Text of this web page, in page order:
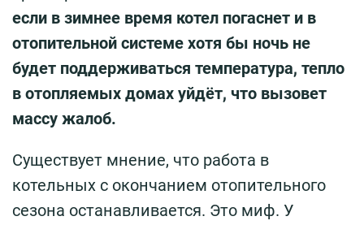
если в зимнее время котел погаснет и в
отопительной системе хотя бы ночь не
будет поддерживаться температура, тепло
в отопляемых домах уйдёт, что вызовет
массу жалоб.
Существует мнение, что работа в
котельных с окончанием отопительного
сезона останавливается. Это миф. У